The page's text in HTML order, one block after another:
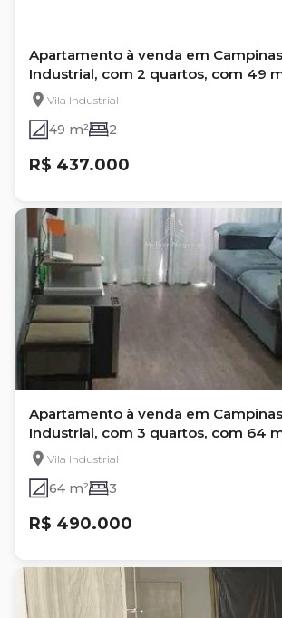
Apartamento à venda em
Industrial, com 2 quartos, com 49
Vila Industrial
49 m² 2
R$ 437.000
Apartamento à venda em
Industrial, com 3 quartos, com 64
Vila Industrial
64 m² 3
R$ 490.000